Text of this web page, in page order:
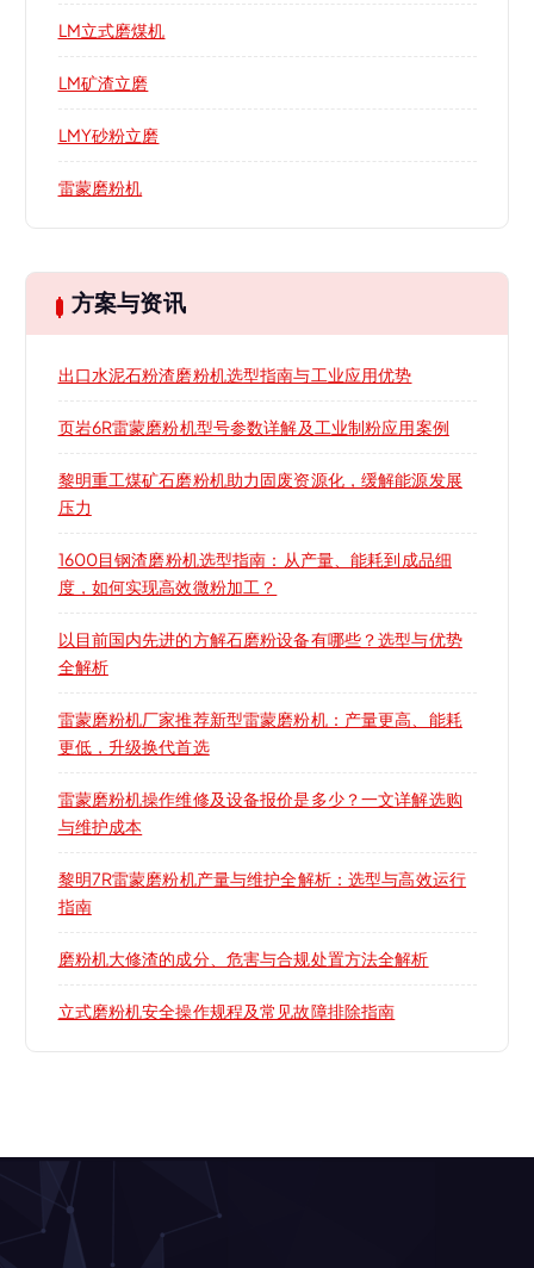
LM立式磨煤机
LM矿渣立磨
LMY砂粉立磨
雷蒙磨粉机
方案与资讯
出口水泥石粉渣磨粉机选型指南与工业应用优势
页岩6R雷蒙磨粉机型号参数详解及工业制粉应用案例
黎明重工煤矿石磨粉机助力固废资源化，缓解能源发展
压力
1600目钢渣磨粉机选型指南：从产量、能耗到成品细
度，如何实现高效微粉加工？
以目前国内先进的方解石磨粉设备有哪些？选型与优势
全解析
雷蒙磨粉机厂家推荐新型雷蒙磨粉机：产量更高、能耗
更低，升级换代首选
雷蒙磨粉机操作维修及设备报价是多少？一文详解选购
与维护成本
黎明7R雷蒙磨粉机产量与维护全解析：选型与高效运行
指南
磨粉机大修渣的成分、危害与合规处置方法全解析
立式磨粉机安全操作规程及常见故障排除指南